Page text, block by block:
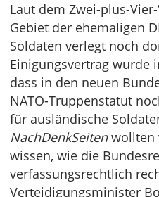
Laut dem Zwei-plus-
Gebiet der ehemaligen
Soldaten verlegt noch
Einigungsvertrag wurde
dass in den neuen
NATO-Truppenstatut
für ausländische
NachDenkSeitenwollten
wissen, wie die
verfassungsrechtlich
Verteidigungsminister